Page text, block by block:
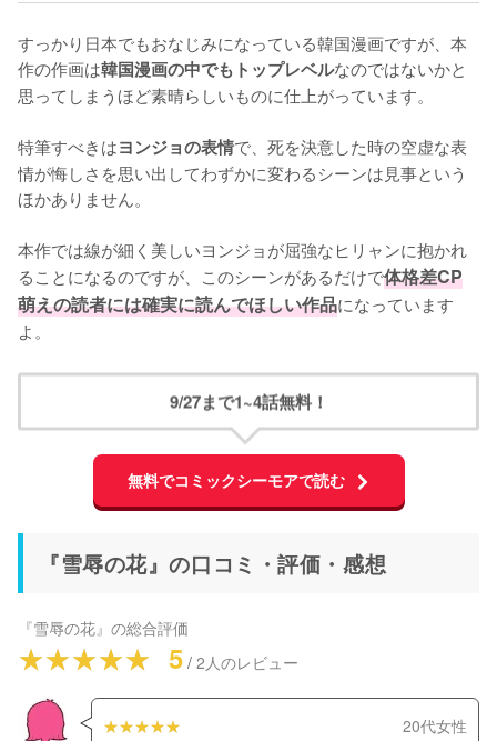
すっかり日本でもおなじみになっている韓国漫画ですが、本
作の作画は韓国漫画の中でもトップレベルなのではないかと
思ってしまうほど素晴らしいものに仕上がっています。
特筆すべきはヨンジョの表情で、死を決意した時の空虚な表
情が悔しさを思い出してわずかに変わるシーンは見事という
ほかありません。
本作では線が細く美しいヨンジョが屈強なヒリャンに抱かれ
ることになるのですが、このシーンがあるだけで体格差CP
萌えの読者には確実に読んでほしい作品になっています
よ。
9/27まで1~4話無料！
無料でコミックシーモアで読む
『雪辱の花』の口コミ・評価・感想
『雪辱の花』 の総合評価
5 / 2人のレビュー
20代女性